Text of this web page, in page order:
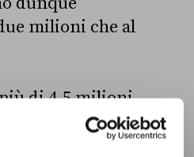
milioni che al
di 4,5 milioni
di 250 mila di